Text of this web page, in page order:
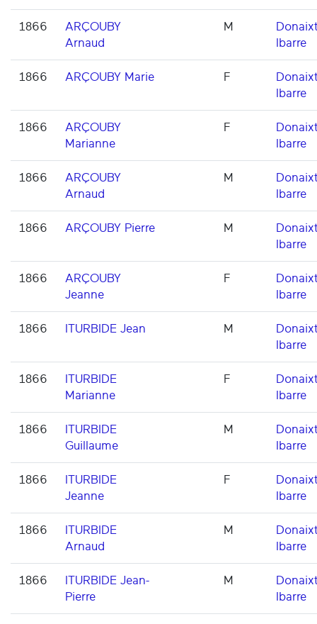
1866
ARÇOUBY
Arnaud
M
Ibarre
1866 ARÇOUBY Marie F
Ibarre
1866
ARÇOUBY
Marianne
F
Ibarre
1866
ARÇOUBY
Arnaud
M
Ibarre
1866 ARÇOUBY Pierre M
Ibarre
1866
ARÇOUBY
Jeanne
F
Ibarre
1866 ITURBIDE Jean M
Ibarre
1866
ITURBIDE
Marianne
F
Ibarre
1866
ITURBIDE
Guillaume
M
Ibarre
1866
ITURBIDE
Jeanne
F
Ibarre
1866
ITURBIDE
Arnaud
M
Ibarre
1866
ITURBIDE Jean-
Pierre
M
Ibarre